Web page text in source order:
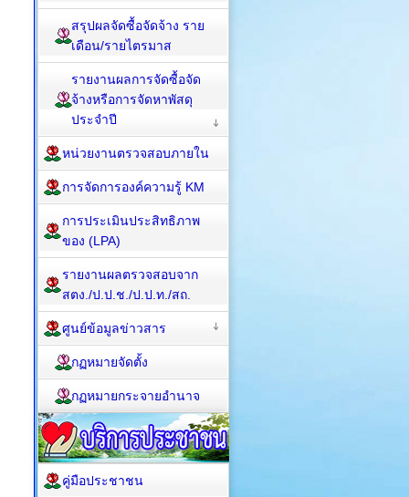
สรุปผลจัดซื้อจัดจ้าง ราย
เดือน/รายไตรมาส
รายงานผลการจัดซื้อจัด
จ้างหรือการจัดหาพัสดุ
ประจำปี
หน่วยงานตรวจสอบภายใน
การจัดการองค์ความรู้ KM
การประเมินประสิทธิภาพ
ของ (LPA)
รายงานผลตรวจสอบจาก
สตง./ป.ป.ช./ป.ป.ท./สถ.
ศูนย์ข้อมูลข่าวสาร
กฏหมายจัดตั้ง
กฏหมายกระจายอำนาจ
คู่มือประชาชน